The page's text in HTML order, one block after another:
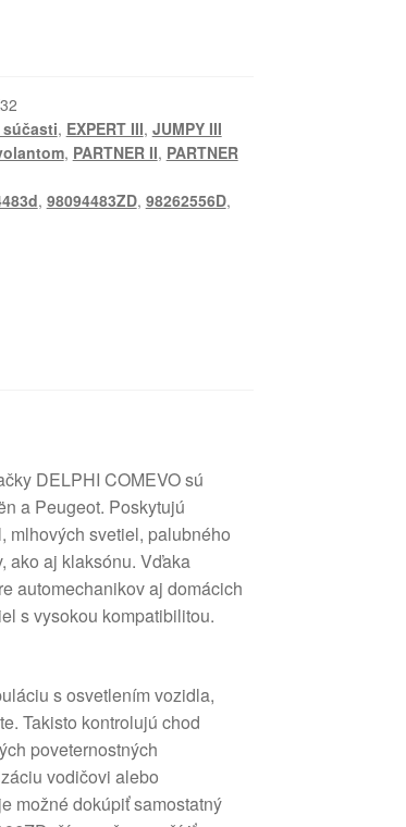
, EXPERT III, JUMPY III
, PARTNER II, PARTNER
, 98094483ZD, 98262556D,
DELPHI COMEVO sú
a Peugeot. Poskytujú
mlhových svetiel, palubného
ako aj klaksónu. Vďaka
automechanikov aj domácich
s vysokou kompatibilitou.
s osvetlením vozidla,
Takisto kontrolujú chod
poveternostných
vodičovi alebo
možné dokúpiť samostatný